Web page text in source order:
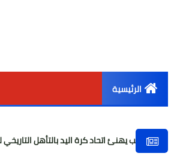
الرئيسية
أخبار مصراليد بالتأهل التاريخي لناشئات 2008 للمربع الذهبي